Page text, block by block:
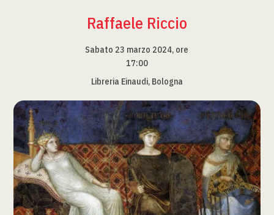
Raffaele Riccio
Sabato 23 marzo 2024, ore
17:00
Libreria Einaudi, Bologna